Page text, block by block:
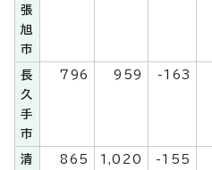
張
旭
市
長
久
手
市
796 959 -163
清
865 1,020 -155